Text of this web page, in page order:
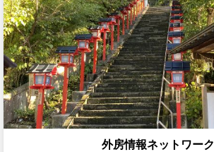
外房情報ネットワーク